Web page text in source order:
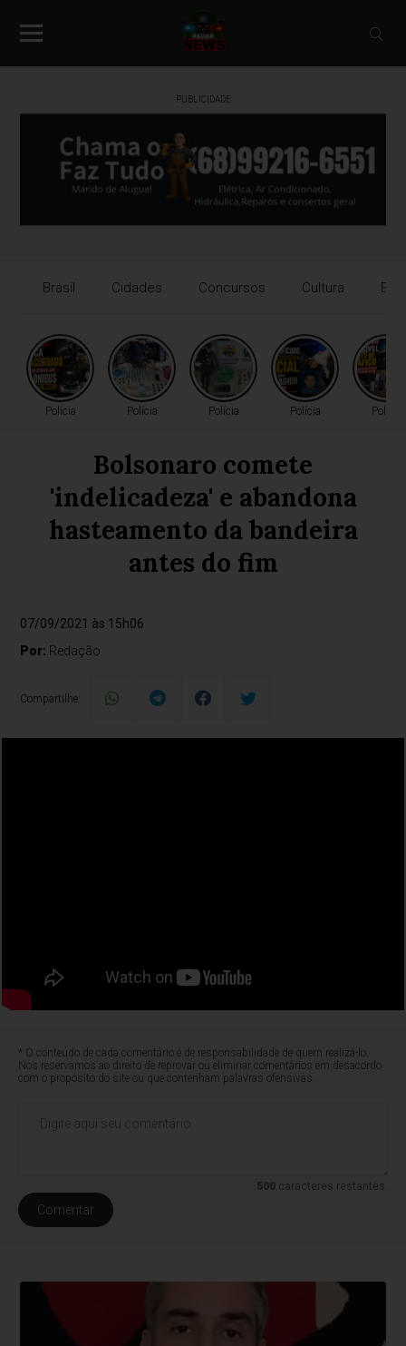
PUBLICIDADE
Brasil Cidades Concursos Cultura
Polícia Polícia Polícia Polícia Polícia
Bolsonaro comete
'indelicadeza' e abandona
hasteamento da bandeira
antes do fim
07/09/2021 às 15h06
Por: Redação
Compartilhe:
* O conteúdo de cada comentário é de responsabilidade de quem realizá-lo.
Nos reservamos ao direito de reprovar ou eliminar comentários em desacordo
com o propósito do site ou que contenham palavras ofensivas.
500caracteres restantes.
Comentar